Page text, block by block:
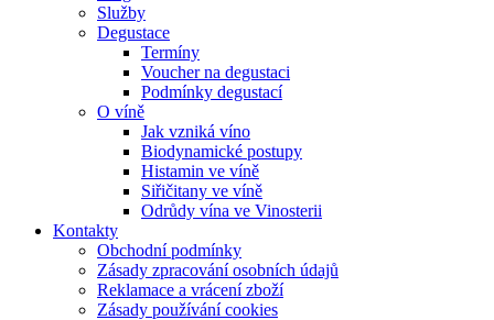
Služby
Degustace
Termíny
Voucher na degustaci
Podmínky degustací
O víně
Jak vzniká víno
Biodynamické postupy
Histamin ve víně
Siřičitany ve víně
Odrůdy vína ve Vinosterii
Kontakty
Obchodní podmínky
Zásady zpracování osobních údajů
Reklamace a vrácení zboží
Zásady používání cookies